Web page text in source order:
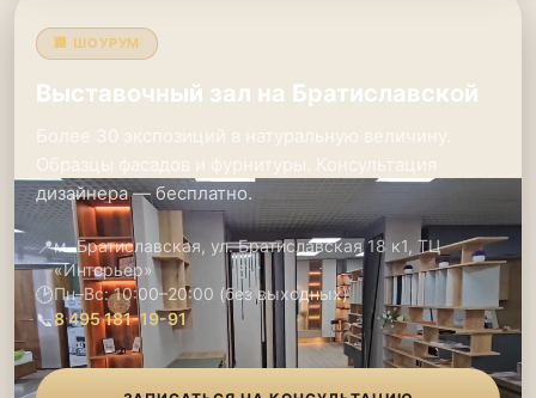
🏢 ШОУРУМ
Выставочный зал на Братиславской
Более 30 экспозиций в натуральную величину.
Образцы фасадов и фурнитуры. Консультация
дизайнера — бесплатно.
📍м. Братиславская, ул. Братиславская 18 к1, ТЦ
«Интерьер»
🕑Пн–Вс: 10:00–20:00 (без выходных)
📞8 495 181-19-91